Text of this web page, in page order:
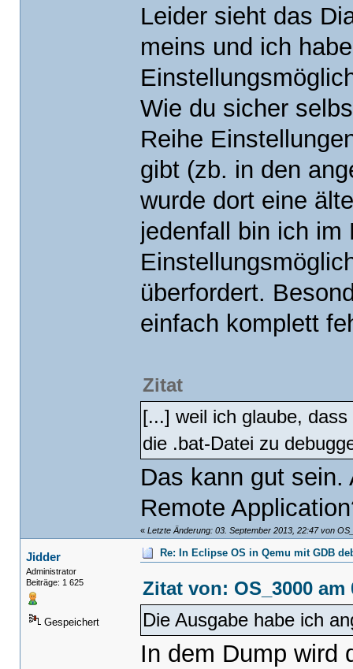
Leider sieht das
meins und ich
Wie du sicher
Reihe
gibt (zb. in den
wurde dort eine
jedenfall bin ich im
überfordert.
einfach komplett
Zitat
[...] weil ich glaube,
die .bat-Datei zu
Das kann gut sein.
Remote
« Letzte Änderung: 03. September 2013, 22:47 von
Jidder
Administrator
Beiträge: 1 625
Gespeichert
Re: In Eclipse OS in Qemu mit GDB
Zitat von: OS_3000 am
Die Ausgabe habe ich
In dem Dump wird